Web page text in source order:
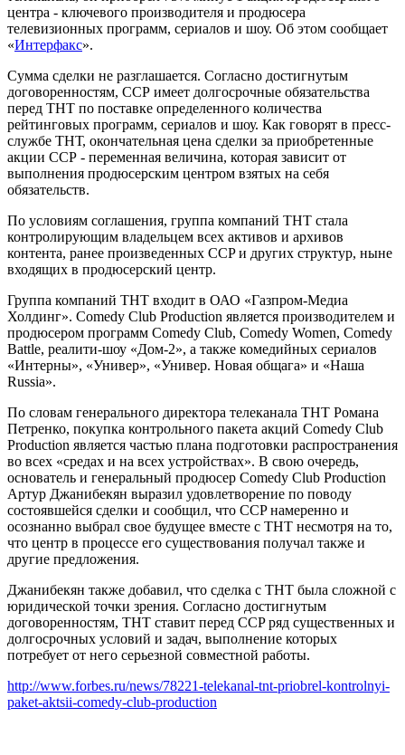
центра - ключевого производителя и продюсера
телевизионных программ, сериалов и шоу. Об этом сообщает
«Интерфакс».
Сумма сделки не разглашается. Согласно достигнутым
договоренностям, ССР имеет долгосрочные обязательства
перед ТНТ по поставке определенного количества
рейтинговых программ, сериалов и шоу. Как говорят в пресс-
службе ТНТ, окончательная цена сделки за приобретенные
акции ССР - переменная величина, которая зависит от
выполнения продюсерским центром взятых на себя
обязательств.
По условиям соглашения, группа компаний ТНТ стала
контролирующим владельцем всех активов и архивов
контента, ранее произведенных CCP и других структур, ныне
входящих в продюсерский центр.
Группа компаний ТНТ входит в ОАО «Газпром-Медиа
Холдинг». Comedy Club Production является производителем и
продюсером программ Comedy Club, Comedy Women, Comedy
Battle, реалити-шоу «Дом-2», а также комедийных сериалов
«Интерны», «Универ», «Универ. Новая общага» и «Наша
Russia».
По словам генерального директора телеканала ТНТ Романа
Петренко, покупка контрольного пакета акций Comedy Club
Production является частью плана подготовки распространения
во всех «средах и на всех устройствах». В свою очередь,
основатель и генеральный продюсер Comedy Club Production
Артур Джанибекян выразил удовлетворение по поводу
состоявшейся сделки и сообщил, что CCP намеренно и
осознанно выбрал свое будущее вместе с ТНТ несмотря на то,
что центр в процессе его существования получал также и
другие предложения.
Джанибекян также добавил, что сделка с ТНТ была сложной с
юридической точки зрения. Согласно достигнутым
договоренностям, ТНТ ставит перед CCP ряд существенных и
долгосрочных условий и задач, выполнение которых
потребует от него серьезной совместной работы.
http://www.forbes.ru/news/78221-telekanal-tnt-priobrel-kontrolnyi-
paket-aktsii-comedy-club-production